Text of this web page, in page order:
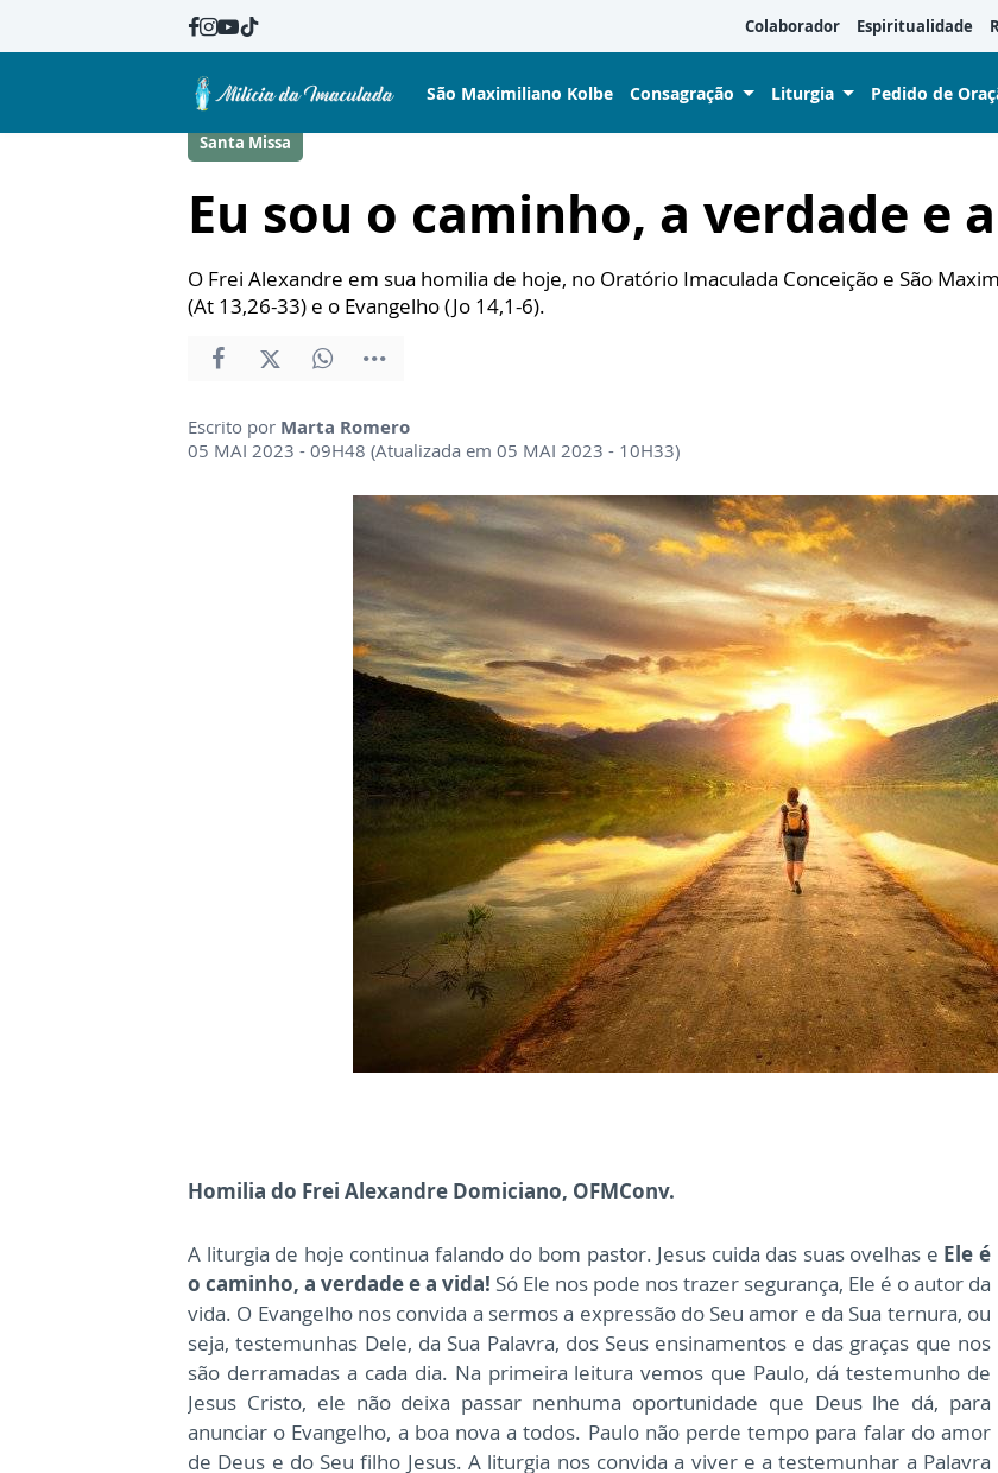
Colaborador Espiritualidade
São Maximiliano Kolbe Consagração Liturgia Pedido de
Santa Missa
Eu sou o caminho, a verdade e
O Frei Alexandre em sua homilia de hoje, no Oratório Imaculada Conceição e São
(At 13,26-33) e o Evangelho (Jo 14,1-6).
Escrito por Marta Romero
05 MAI 2023 - 09H48 (Atualizada em 05 MAI 2023 - 10H33)
Homilia do Frei Alexandre Domiciano, OFMConv.
A liturgia de hoje continua falando do bom pastor. Jesus cuida das suas ovelhas e Ele é
o caminho, a verdade e a vida! Só Ele nos pode nos trazer segurança, Ele é o autor da
vida. O Evangelho nos convida a sermos a expressão do Seu amor e da Sua ternura, ou
seja, testemunhas Dele, da Sua Palavra, dos Seus ensinamentos e das graças que nos
são derramadas a cada dia. Na primeira leitura vemos que Paulo, dá testemunho de
Jesus Cristo, ele não deixa passar nenhuma oportunidade que Deus lhe dá, para
anunciar o Evangelho, a boa nova a todos. Paulo não perde tempo para falar do amor
de Deus e do Seu filho Jesus. A liturgia nos convida a viver e a testemunhar a Palavra